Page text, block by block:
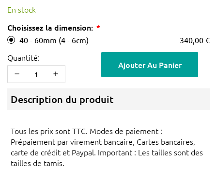
En stock
Choisissez la dimension:
40 - 60mm (4 - 6cm) 340,00 €
Quantité:
Ajouter Au Panier
Description du produit
Tous les prix sont TTC. Modes de paiement :
Prépaiement par virement bancaire, Cartes bancaires,
carte de crédit et Paypal. Important : Les tailles sont des
tailles de tamis.